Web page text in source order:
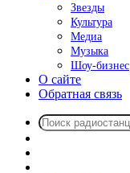
Звезды
Культура
Медиа
Музыка
Шоу-бизнес
О сайте
Обратная связь